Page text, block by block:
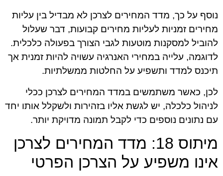
נוסף על כך, מדד המחירים לצרכן לא מבדיל בין עליות
מחירים זמניות לעליות מחירים קבועות, דבר שעלול
להוביל למסקנות מוטעות לגבי הצורך בפעולה כלכלית.
לדוגמה, עלייה במחירי האנרגיה עשויה להיות זמנית אך
תיכנס למדד ותשפיע על החלטות ממשלתיות.
לכן, כאשר משתמשים במדד המחירים לצרכן ככלי
לניהול כלכלה, יש לגשת אליו בזהירות ולשקלל אותו יחד
עם נתונים נוספים כדי לקבל תמונה מדויקת יותר.
מיתוס 18: מדד המחירים לצרכן
אינו משפיע על הצרכן הפרטי